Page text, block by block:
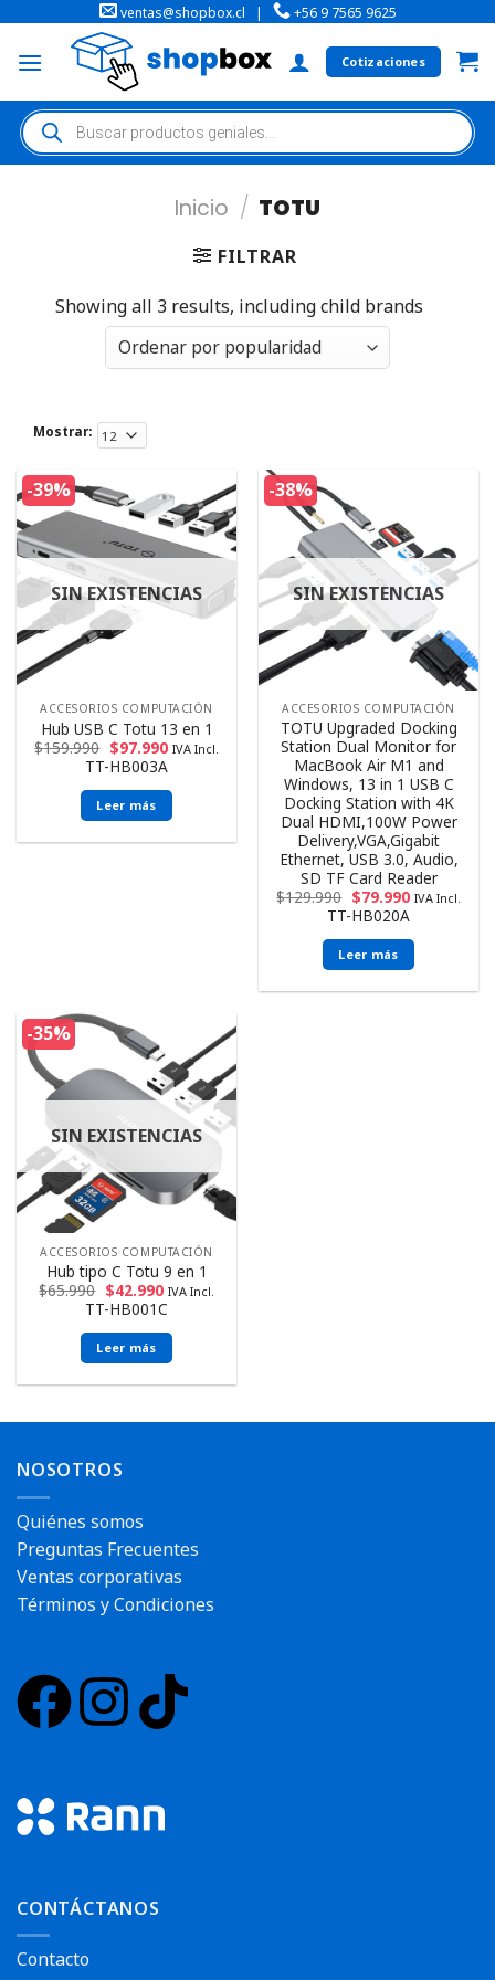
ventas@shopbox.cl | +56 9 7565 9625
Cotizaciones
Inicio / TOTU
FILTRAR
Showing all 3 results, including child brands
Mostrar:
-39%
SIN EXISTENCIAS
ACCESORIOS COMPUTACIÓN
Hub USB C Totu 13 en 1
$159.990 $97.990 IVA Incl.
TT-HB003A
Leer más
-38%
SIN EXISTENCIAS
ACCESORIOS COMPUTACIÓN
TOTU Upgraded Docking
Station Dual Monitor for
MacBook Air M1 and
Windows, 13 in 1 USB C
Docking Station with 4K
Dual HDMI,100W Power
Delivery,VGA,Gigabit
Ethernet, USB 3.0, Audio,
SD TF Card Reader
$129.990 $79.990 IVA Incl.
TT-HB020A
Leer más
-35%
SIN EXISTENCIAS
ACCESORIOS COMPUTACIÓN
Hub tipo C Totu 9 en 1
$65.990 $42.990 IVA Incl.
TT-HB001C
Leer más
NOSOTROS
Quiénes somos
Preguntas Frecuentes
Ventas corporativas
Términos y Condiciones
CONTÁCTANOS
Contacto